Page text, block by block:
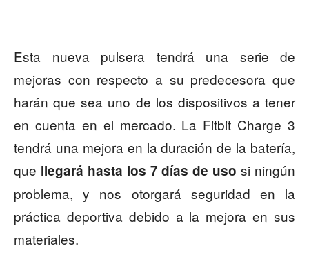
Esta nueva pulsera tendrá una serie de
mejoras con respecto a su predecesora que
harán que sea uno de los dispositivos a tener
en cuenta en el mercado. La Fitbit Charge 3
tendrá una mejora en la duración de la batería,
que llegará hasta los 7 días de uso si ningún
problema, y nos otorgará seguridad en la
práctica deportiva debido a la mejora en sus
materiales.